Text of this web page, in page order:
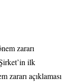
zararı
ilk
zararı açıklaması